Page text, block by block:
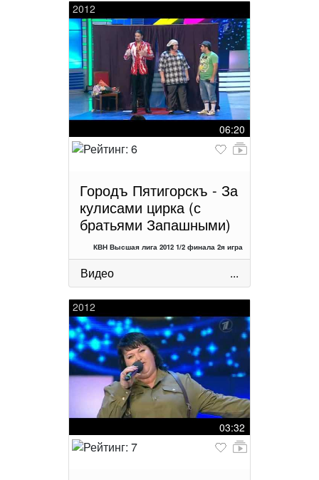
2012
06:20
Городъ Пятигорскъ - За
кулисами цирка (с
братьями Запашными)
КВН Высшая лига 2012 1/2 финала 2я игра
Видео ...
2012
03:32